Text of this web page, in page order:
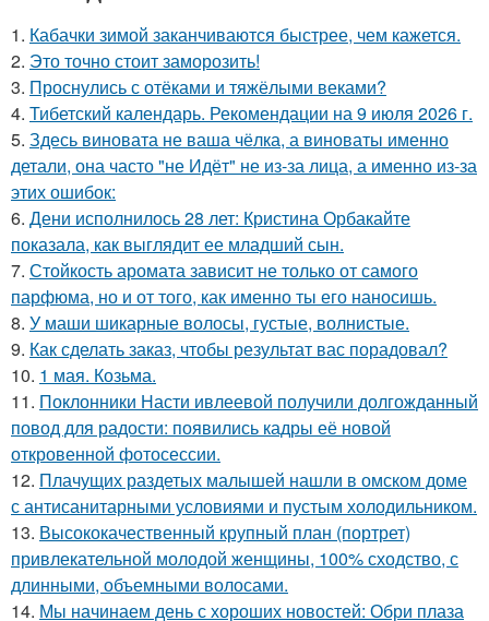
1. Кабачки зимой заканчиваются быстрее, чем кажется.
2. Это точно стоит заморозить!
3. Проснулись с отёками и тяжёлыми веками?
4. Тибетский календарь. Рекомендации на 9 июля 2026 г.
5. Здесь виновата не ваша чёлка, а виноваты именно
детали, она часто "не Идёт" не из-за лица, а именно из-за
этих ошибок:
6. Дени исполнилось 28 лет: Кристина Орбакайте
показала, как выглядит ее младший сын.
7. Стойкость аромата зависит не только от самого
парфюма, но и от того, как именно ты его наносишь.
8. У маши шикарные волосы, густые, волнистые.
9. Как сделать заказ, чтобы результат вас порадовал?
10. 1 мая. Козьма.
11. Поклонники Насти ивлеевой получили долгожданный
повод для радости: появились кадры её новой
откровенной фотосессии.
12. Плачущих раздетых малышей нашли в омском доме
с антисанитарными условиями и пустым холодильником.
13. Высококачественный крупный план (портрет)
привлекательной молодой женщины, 100% сходство, с
длинными, объемными волосами.
14. Мы начинаем день с хороших новостей: Обри плаза